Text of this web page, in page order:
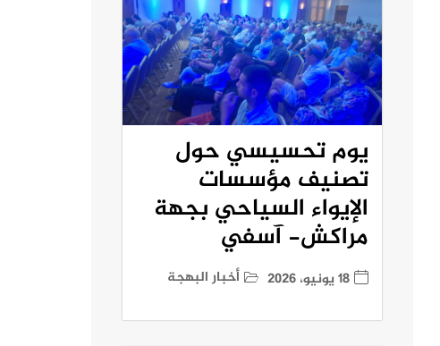
يوم تحسيسي حول
تصنيف مؤسسات
الإيواء السياحي بجهة
مراكش- آسفي
18 يونيو، 2026 أخبار البهجة